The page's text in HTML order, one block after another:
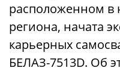
расположенном в
региона, начата
карьерных
БЕЛАЗ-7513D. Об